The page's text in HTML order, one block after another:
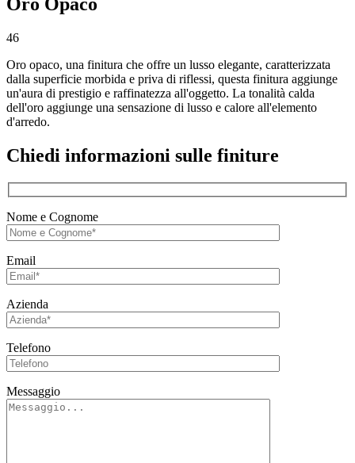
46
Oro opaco, una finitura che offre un lusso elegante, caratterizzata
dalla superficie morbida e priva di riflessi, questa finitura aggiunge
un'aura di prestigio e raffinatezza all'oggetto. La tonalità calda
dell'oro aggiunge una sensazione di lusso e calore all'elemento
d'arredo.
Chiedi informazioni sulle finiture
Nome e Cognome
Email
Azienda
Telefono
Messaggio